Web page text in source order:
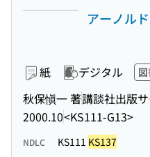
アーノル
紙 デジタル
秋保愼一 著講談社出版
2000.10<KS111-G13>
NDLC KS111 KS137